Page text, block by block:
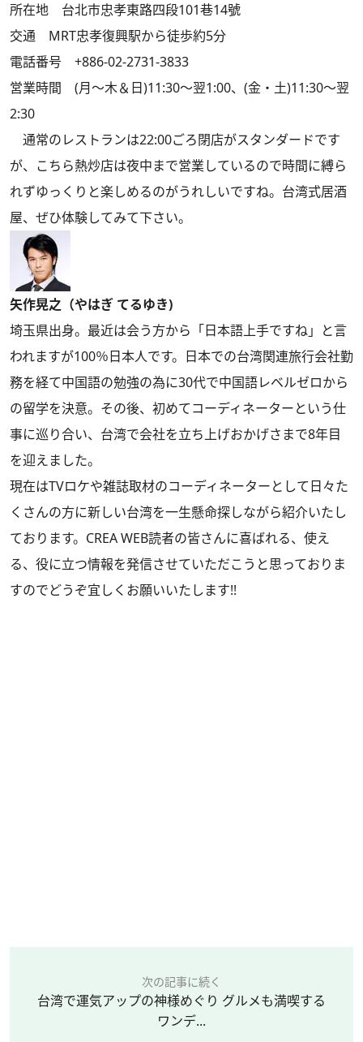
所在地 台北市忠孝東路四段101巷14號
交通 MRT忠孝復興駅から徒歩約5分
電話番号 +886-02-2731-3833
営業時間 (月～木＆日)11:30～翌1:00、(金・土)11:30～翌
2:30
通常のレストランは22:00ごろ閉店がスタンダードです
が、こちら熱炒店は夜中まで営業しているので時間に縛ら
れずゆっくりと楽しめるのがうれしいですね。台湾式居酒
屋、ぜひ体験してみて下さい。
矢作晃之（やはぎ てるゆき)
埼玉県出身。最近は会う方から「日本語上手ですね」と言
われますが100％日本人です。日本での台湾関連旅行会社勤
務を経て中国語の勉強の為に30代で中国語レベルゼロから
の留学を決意。その後、初めてコーディネーターという仕
事に巡り合い、台湾で会社を立ち上げおかげさまで8年目
を迎えました。
現在はTVロケや雑誌取材のコーディネーターとして日々た
くさんの方に新しい台湾を一生懸命探しながら紹介いたし
ております。CREA WEB読者の皆さんに喜ばれる、使え
る、役に立つ情報を発信させていただこうと思っておりま
すのでどうぞ宜しくお願いいたします!!
次の記事に続く
台湾で運気アップの神様めぐり グルメも満喫する
ワンデ...